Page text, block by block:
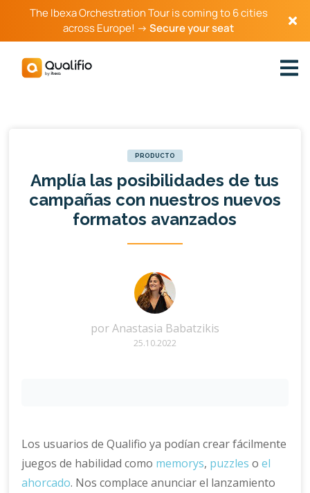
The Ibexa Orchestration Tour is coming to 6 cities
across Europe! →Secure your seat
PRODUCTO
Amplía las posibilidades de tus
campañas con nuestros nuevos
formatos avanzados
porAnastasia Babatzikis
25.10.2022
Los usuarios de Qualifio ya podían crear fácilmente
juegos de habilidad como memorys, puzzles oel
ahorcado. Nos complace anunciar el lanzamiento